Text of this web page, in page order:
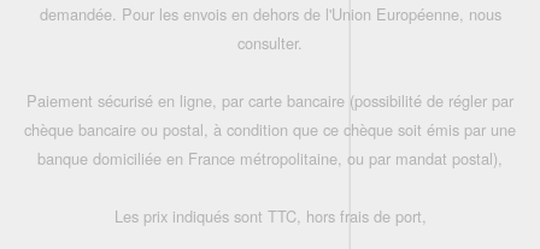
demandée. Pour les envois en dehors de l'Union Européenne, nous
consulter.
Paiement sécurisé en ligne, par carte bancaire (possibilité de régler par
chèque bancaire ou postal, à condition que ce chèque soit émis par une
banque domiciliée en France métropolitaine, ou par mandat postal),
Les prix indiqués sont TTC, hors frais de port,